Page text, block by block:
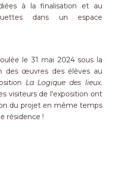
à la finalisation et au
dans un espace
le 31 mai 2024 sous la
des œuvres des élèves au
La Logique des lieux.
visiteurs de l'exposition ont
du projet en même temps
résidence !